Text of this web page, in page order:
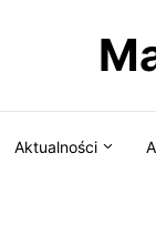
Aktualności